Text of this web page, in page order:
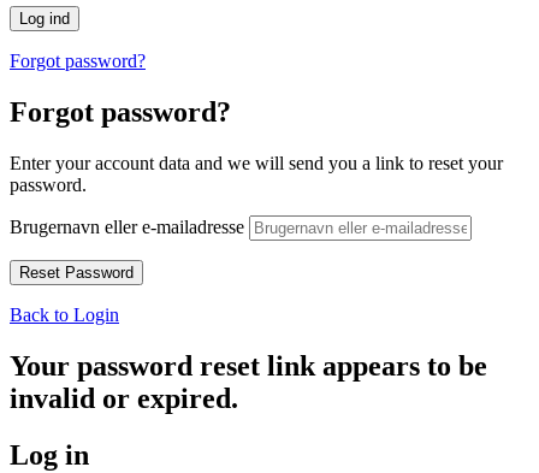
Forgot password?
Forgot password?
Enter your account data and we will send you a link to reset your
password.
Brugernavn eller e-mailadresse
Back to Login
Your password reset link appears to be
invalid or expired.
Log in